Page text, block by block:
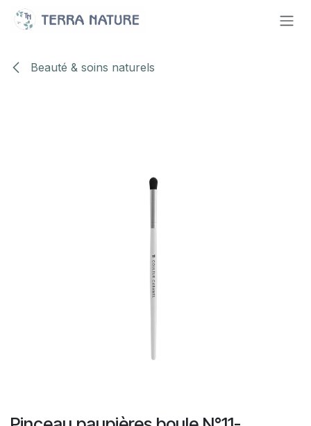
Se rendre au contenu
Beauté & soins naturels